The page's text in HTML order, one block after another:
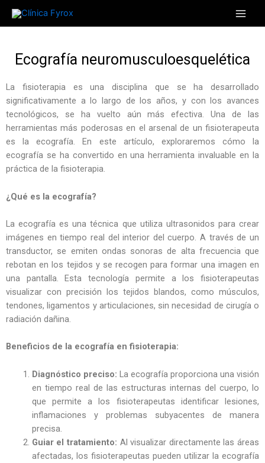
Main
Ecografía neuromusculoesquelética
La fisioterapia es una disciplina que se ha desarrollado
significativamente a lo largo de los años, y con los avances
tecnológicos, se ha vuelto aún más efectiva. Una de las
herramientas más poderosas en el arsenal de un fisioterapeuta
es la ecografía. En este artículo, exploraremos cómo la
ecografía se ha convertido en una herramienta invaluable en la
práctica de la fisioterapia.
¿Qué es la ecografía?
La ecografía es una técnica que utiliza ultrasonidos para crear
imágenes en tiempo real del interior del cuerpo. A través de un
transductor, se emiten ondas sonoras de alta frecuencia que
rebotan en los tejidos y se recogen para formar una imagen en
una pantalla. Esta tecnología permite a los fisioterapeutas
visualizar con precisión los tejidos blandos, como músculos,
tendones, ligamentos y articulaciones, sin necesidad de cirugía o
radiación dañina.
Beneficios de la ecografía en fisioterapia:
Diagnóstico preciso: La ecografía proporciona una visión
en tiempo real de las estructuras internas del cuerpo, lo
que permite a los fisioterapeutas identificar lesiones,
inflamaciones y problemas subyacentes de manera
precisa.
Guiar el tratamiento: Al visualizar directamente las áreas
afectadas, los fisioterapeutas pueden utilizar la ecografía